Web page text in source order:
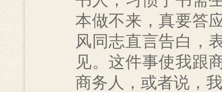
本做不来，真要答
风同志直言告白，
见。这件事使我跟
商务人，或者说，